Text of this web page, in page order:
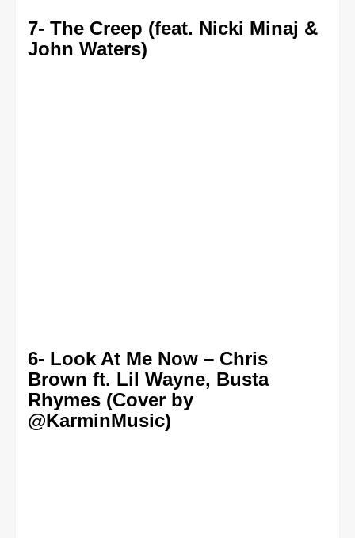
7- The Creep (feat. Nicki Minaj &
John Waters)
6- Look At Me Now – Chris
Brown ft. Lil Wayne, Busta
Rhymes (Cover by
@KarminMusic)